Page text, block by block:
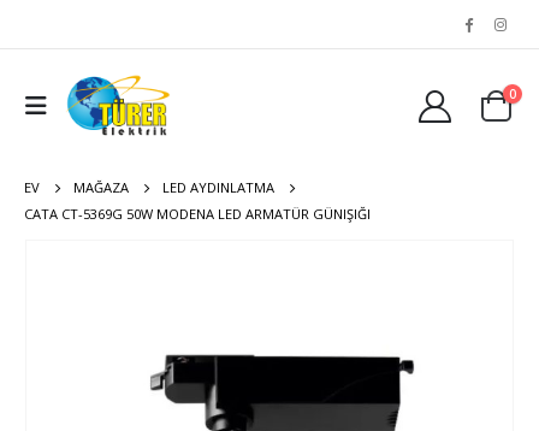
0
EV MAĞAZA
LED AYDINLATMA
CATA CT-5369G 50W MODENA LED ARMATÜR GÜNIŞIĞI